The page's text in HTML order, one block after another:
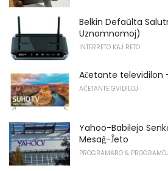
Belkin Defaŭlta
Uznomnomoj)
INTERRETO KAJ RETO
Aĉetante televidilon
AĈETANTE GVIDILOJ
Yahoo-Babilejo
Mesaĝ-Ĵeto
PROGRAMARO & PROGRAMOJ